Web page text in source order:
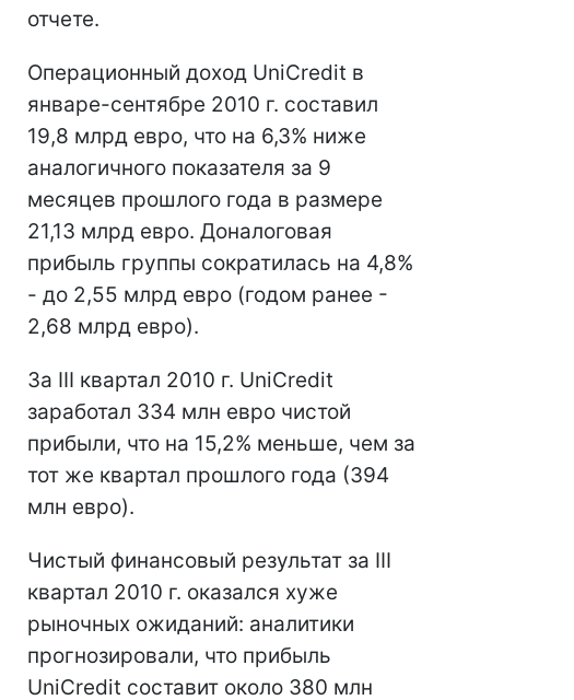
отчете.
Операционный доход UniCredit в
январе-сентябре 2010 г. составил
19,8 млрд евро, что на 6,3% ниже
аналогичного показателя за 9
месяцев прошлого года в размере
21,13 млрд евро. Доналоговая
прибыль группы сократилась на 4,8%
- до 2,55 млрд евро (годом ранее -
2,68 млрд евро).
За III квартал 2010 г. UniCredit
заработал 334 млн евро чистой
прибыли, что на 15,2% меньше, чем за
тот же квартал прошлого года (394
млн евро).
Чистый финансовый результат за III
квартал 2010 г. оказался хуже
рыночных ожиданий: аналитики
прогнозировали, что прибыль
UniCredit составит около 380 млн